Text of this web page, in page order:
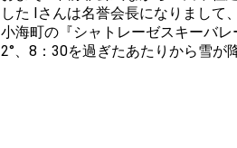
した Iさんは名誉会長になりまして
小海町の『シャトレーゼスキーバ
2°、8：30を過ぎたあたりから雪が